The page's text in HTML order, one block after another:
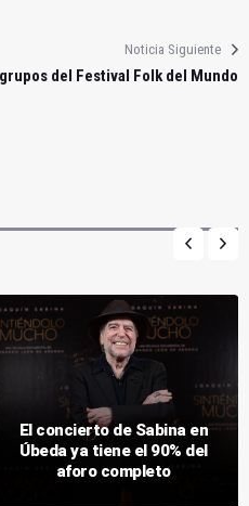
Noticia Siguiente
del Festival Folk del Mundo
El concierto de Sabina en
Úbeda ya tiene el 90% del
aforo completo